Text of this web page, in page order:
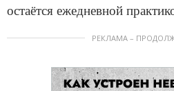
остаётся ежедневной
РЕКЛАМА –